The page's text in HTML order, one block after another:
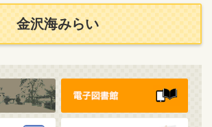
金沢海みらい